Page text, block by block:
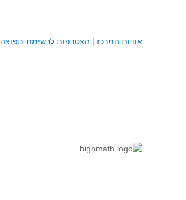
אודות המרכז | הצטרפות לרשימת תפוצה